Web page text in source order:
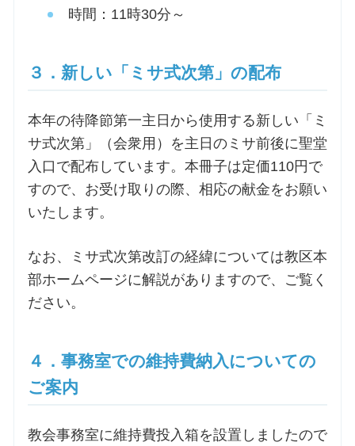
時間：11時30分～
３．新しい「ミサ式次第」の配布
本年の待降節第一主日から使用する新しい「ミ
サ式次第」（会衆用）を主日のミサ前後に聖堂
入口で配布しています。本冊子は定価110円で
すので、お受け取りの際、相応の献金をお願い
いたします。
なお、ミサ式次第改訂の経緯については教区本
部ホームページに解説がありますので、ご覧く
ださい。
４．事務室での維持費納入についての
ご案内
教会事務室に維持費投入箱を設置しましたので